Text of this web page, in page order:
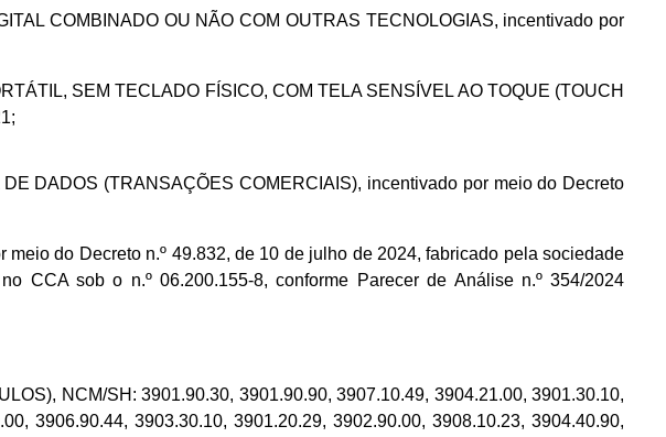
COMBINADO OU NÃO COM OUTRAS TECNOLOGIAS, incentivado por
SEM TECLADO FÍSICO, COM TELA SENSÍVEL AO TOQUE (TOUCH
DADOS (TRANSAÇÕES COMERCIAIS), incentivado por meio do Decreto
do Decreto n.º 49.832, de 10 de julho de 2024, fabricado pela sociedade
CCA sob o n.º 06.200.155-8, conforme Parecer de Análise n.º 354/2024
NCM/SH: 3901.90.30, 3901.90.90, 3907.10.49, 3904.21.00, 3901.30.10,
3906.90.44, 3903.30.10, 3901.20.29, 3902.90.00, 3908.10.23, 3904.40.90,